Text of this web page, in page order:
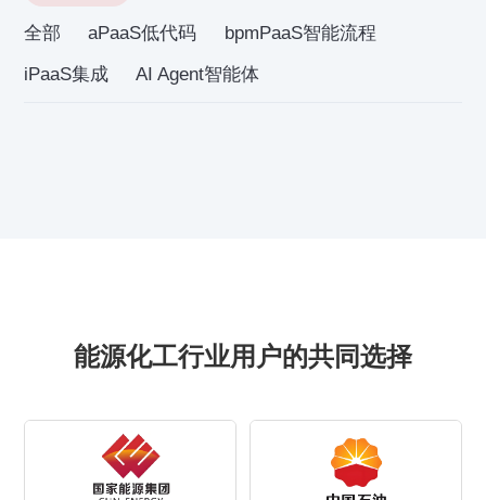
全部 aPaaS低代码
bpmPaaS智能流程
iPaaS集成
AI Agent智能体
能源化工行业用户的共同选择